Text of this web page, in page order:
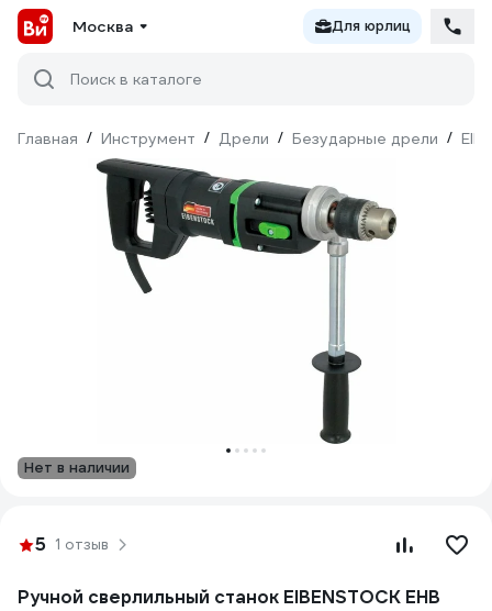
Москва Для юрлиц
Поиск в каталоге
Главная / Инструмент / Дрели / Безударные дрели /
Нет в наличии
5 1 отзыв
Ручной сверлильный станок EIBENSTOCK EHB